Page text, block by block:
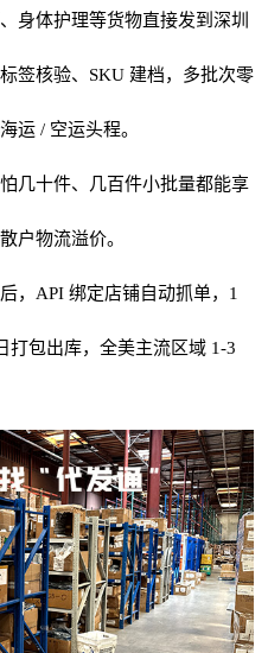
身体护理等货物直接发到深圳
签核验、SKU 建档，多批次零
运 / 空运头程。
几十件、几百件小批量都能享
户物流溢价。
，API 绑定店铺自动抓单，1
打包出库，全美主流区域 1-3